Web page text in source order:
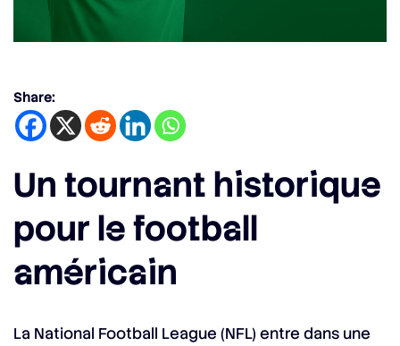
Share:
Un tournant historique
pour le football
américain
La National Football League (NFL) entre dans une